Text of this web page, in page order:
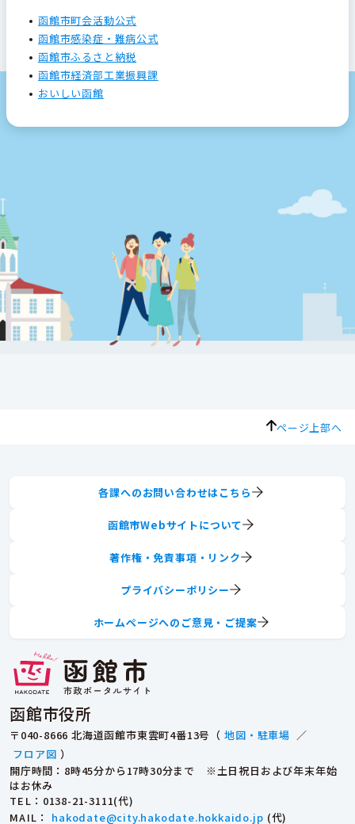
函館市町会活動公式
函館市感染症・難病公式
函館市ふるさと納税
函館市経済部工業振興課
おいしい函館
ページ上部へ
函館市役所
〒040-8666 北海道函館市東雲町4番13号（ 地図・駐車場 ／
フロア図 ）
開庁時間：8時45分から17時30分まで ※土日祝日および年末年始
はお休み
TEL ：0138-21-3111(代)
MAIL ： hakodate@city.hakodate.hokkaido.jp (代)
各課へのお問い合わせはこちら
函館市Webサイトについて
著作権・免責事項・リンク
プライバシーポリシー
ホームページへのご意見・ご提案